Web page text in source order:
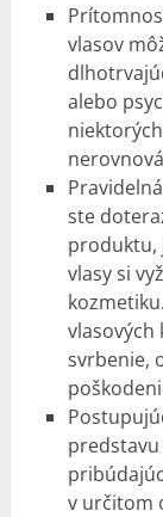
vlasov
alebo
ste
produktu,
vlasy si
svrbenie,
predstavu
v určitom